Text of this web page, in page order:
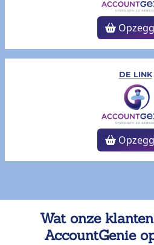
DE LINK
Wat onze
AccountGenie